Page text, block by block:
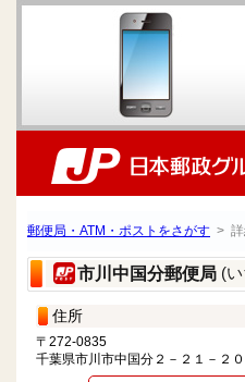
郵便局・ATM・ポストをさがす > 詳
市川中国分郵便局 (
住所
〒272-0835
千葉県市川市中国分２－２１－２０